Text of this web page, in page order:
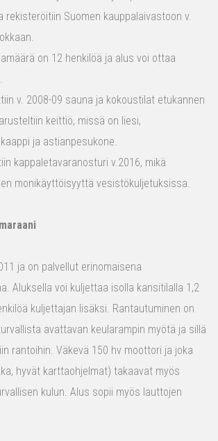
rekisteröitiin Suomen kauppalaivastoon v.
on 12 henkilöä ja alus voi ottaa
v. 2008-09 sauna ja kokoustilat etukannen
keittiö, missä on liesi,
ja astianpesukone.
kappaletavaranosturi v.2016, mikä
monikäyttöisyyttä vesistökuljetuksissa.
ja on palvellut erinomaisena
Aluksella voi kuljettaa isolla kansitilalla 1,2
kuljettajan lisäksi. Rantautuminen on
avattavan keularampin myötä ja sillä
rantoihin. Väkevä 150 hv moottori ja joka
hyvät karttaohjelmat) takaavat myös
kulun. Alus sopii myös lauttojen